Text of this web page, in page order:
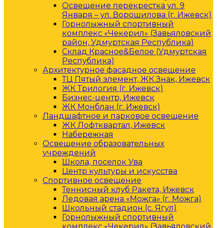
Освещение перекрестка ул. 9
Января – ул. Ворошилова (г. Ижевск)
Горнолыжный спортивный
комплекс «Чекерил» (Завьяловский
район, Удмуртская Республика)
Склад Красное&Белое (Удмуртская
Республика)
Архитектурное фасадное освещение
ТЦ Пятый элемент, ЖК Знак, Ижевск
ЖК Трилогия (г. Ижевск)
Бизнес-центр, Ижевск
ЖК Монблан (г. Ижевск)
Ландшафтное и парковое освещение
ЖК Лофтквартал, Ижевск
Набережная
Освещение образовательных
учреждений
Школа, поселок Ува
Центр культуры и искусства
Спортивное освещение
Теннисный клуб Ракета, Ижевск
Ледовая арена «Можга» (г. Можга)
Школьный стадион (с. Ягул)
Горнолыжный спортивный